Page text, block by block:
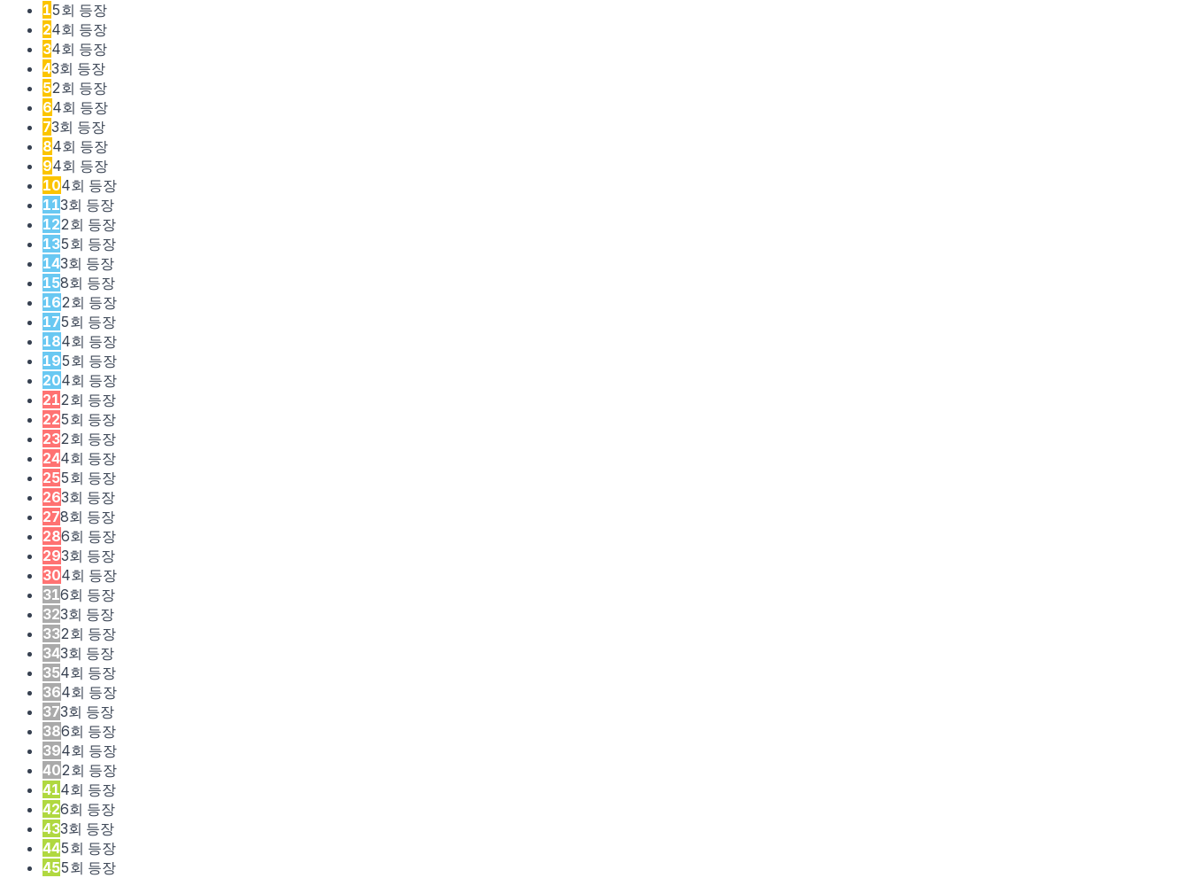
15회 등장
24회 등장
34회 등장
43회 등장
52회 등장
64회 등장
73회 등장
84회 등장
94회 등장
104회 등장
113회 등장
122회 등장
135회 등장
143회 등장
158회 등장
162회 등장
175회 등장
184회 등장
195회 등장
204회 등장
212회 등장
225회 등장
232회 등장
244회 등장
255회 등장
263회 등장
278회 등장
286회 등장
293회 등장
304회 등장
316회 등장
323회 등장
332회 등장
343회 등장
354회 등장
364회 등장
373회 등장
386회 등장
394회 등장
402회 등장
414회 등장
426회 등장
433회 등장
445회 등장
455회 등장